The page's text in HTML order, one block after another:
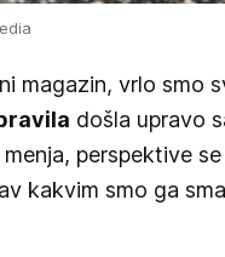
magazin, vrlo smo
došla upravo
menja, perspektive
kakvim smo ga